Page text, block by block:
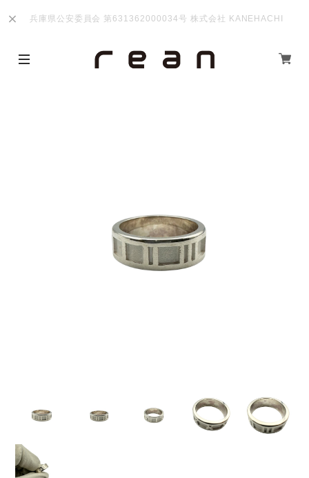
兵庫県公安委員会 第631362000034号 株式会社 KANEHACHI